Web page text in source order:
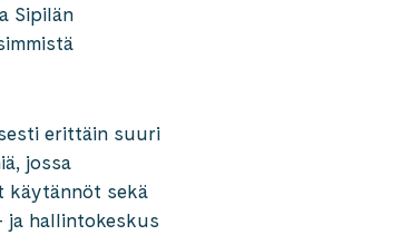
Sipilän
erittäin suuri
jossa
käytännöt sekä
ja hallintokeskus